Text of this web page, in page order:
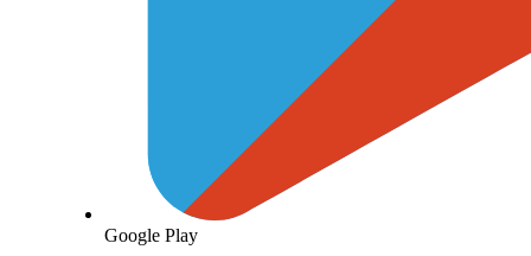
Google Play